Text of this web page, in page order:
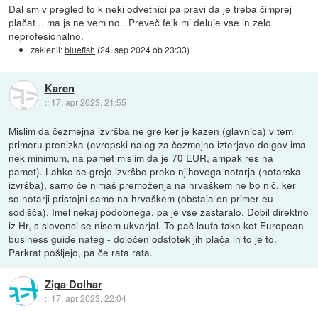
Dal sm v pregled to k neki odvetnici pa pravi da je treba čimprej
plačat .. ma js ne vem no.. Preveč fejk mi deluje vse in zelo
neprofesionalno.
zaklenil:bluefish (24. sep 2024 ob 23:33)
Karen
:: 17. apr 2023, 21:55
Mislim da čezmejna izvršba ne gre ker je kazen (glavnica) v tem
primeru prenizka (evropski nalog za čezmejno izterjavo dolgov ima
nek minimum, na pamet mislim da je 70 EUR, ampak res na
pamet). Lahko se grejo izvršbo preko njihovega notarja (notarska
izvršba), samo če nimaš premoženja na hrvaškem ne bo nič, ker
so notarji pristojni samo na hrvaškem (obstaja en primer eu
sodišča). Imel nekaj podobnega, pa je vse zastaralo. Dobil direktno
iz Hr, s slovenci se nisem ukvarjal. To pač laufa tako kot European
business guide nateg - določen odstotek jih plača in to je to.
Parkrat pošljejo, pa če rata rata.
Ziga Dolhar
:: 17. apr 2023, 22:04